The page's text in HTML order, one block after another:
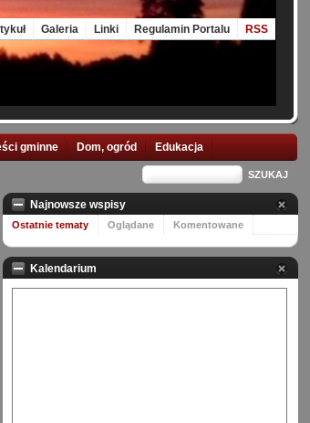
Galeria Linki Regulamin Portalu RSS
gminne Dom, ogród Edukacja
Najnowsze wspisy
Ostatnie tematy Oglądane Komentowane
Kalendarium